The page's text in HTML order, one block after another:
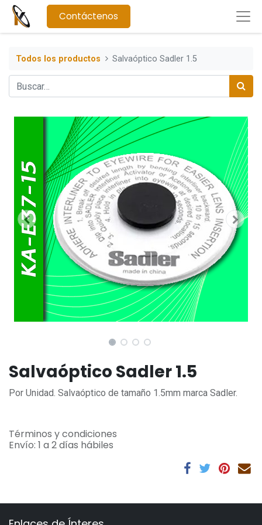
Contáctenos
Todos los productos Salvaóptico Sadler 1.5
Salvaóptico Sadler 1.5
Por Unidad. Salvaóptico de tamaño 1.5mm marca Sadler.
Términos y condiciones
Envío: 1 a 2 días hábiles